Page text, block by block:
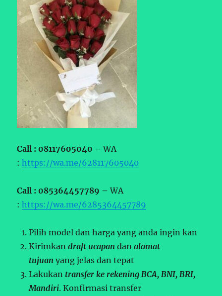
Call : 08117605040 –WA
:https://wa.me/628117605040
Call : 085364457789 –WA
:https://wa.me/6285364457789
Pilih model dan harga yang anda ingin kan
Kirimkandraft ucapan danalamat
tujuan yang jelas dan tepat
Lakukan transfer ke rekening BCA, BNI, BRI,
Mandiri. Konfirmasi transfer